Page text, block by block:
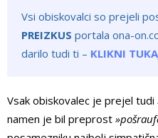
Vsi obiskovalci so prejeli
PREIZKUS portala ona-
darilo tudi ti – KLIKNI
Vsak obiskovalec je prejel tudi
namen je bil preprost